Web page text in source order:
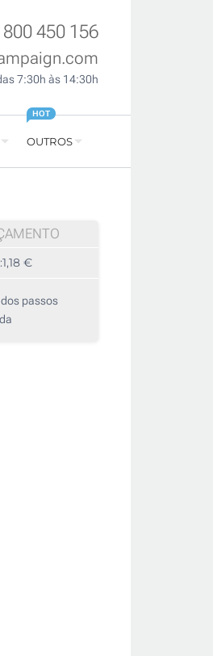
450 156
7:30h às 14:30h
OUTROS
HOT
1,18 €
passos